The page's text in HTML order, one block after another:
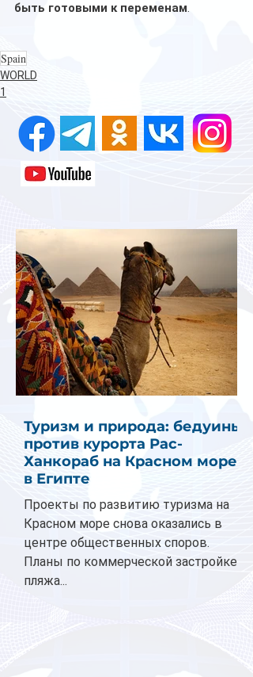
быть готовыми к переменам.
Spain
WORLD
1
Туризм и природа: бедуины
против курорта Рас-
Ханкораб на Красном море
в Египте
Проекты по развитию туризма на
Красном море снова оказались в
центре общественных споров.
Планы по коммерческой застройке
пляжа...